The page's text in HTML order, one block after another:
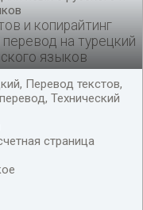
и копирайтинг
на турецкий
языков
Перевод текстов,
Технический
страница